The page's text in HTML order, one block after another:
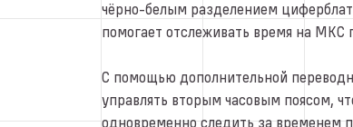
чёрно-белым разделением
помогает отслеживать время на МКС
С помощью дополнительной
управлять вторым часовым поясом,
одновременно следить за временем